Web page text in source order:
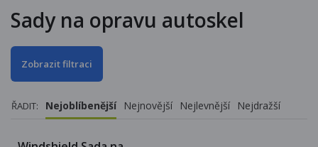
Sady na opravu autoskel
Zobrazit filtraci
ŘADIT: Nejoblíbenější Nejnovější Nejlevnější Nejdražší